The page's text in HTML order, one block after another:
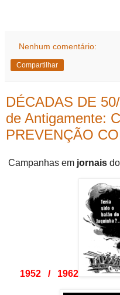
Nenhum comentário:
Compartilhar
DÉCADAS DE
de Antigamente:
PREVENÇÃO
Campanhas em jornais
1952 / 1962